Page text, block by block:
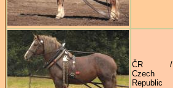
ČR /
Czech
Republic